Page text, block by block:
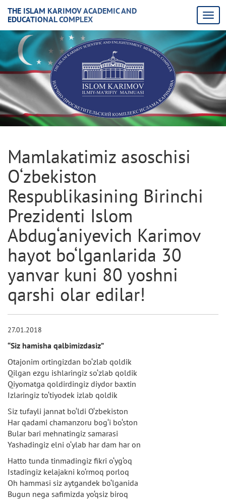
THE ISLAM KARIMOV ACADEMIC AND
EDUCATIONAL COMPLEX
Mamlakatimiz asoschisi
O‘zbekiston
Respublikasining Birinchi
Prezidenti Islom
Abdug‘aniyevich Karimov
hayot bo‘lganlarida 30
yanvar kuni 80 yoshni
qarshi olar edilar!
27.01.2018
“Siz hamisha qalbimizdasiz”
Otajonim ortingizdan bo‘zlab qoldik
Qilgan ezgu ishlaringiz so‘zlab qoldik
Qiyomatga qoldirdingiz diydor baxtin
Izlaringiz to‘tiyodek izlab qoldik
Siz tufayli jannat bo‘ldi O‘zbekiston
Har qadami chamanzoru bog‘i bo‘ston
Bular bari mehnatingiz samarasi
Yashadingiz elni o‘ylab har dam har on
Hatto tunda tinmadingiz fikri o‘yg‘oq
Istadingiz kelajakni ko‘rmoq porloq
Oh hammasi siz aytgandek bo‘lganida
Bugun nega safimizda yo‘qsiz biroq